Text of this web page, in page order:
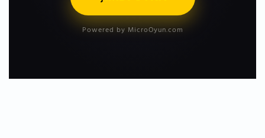
Powered by MicroOyun.com